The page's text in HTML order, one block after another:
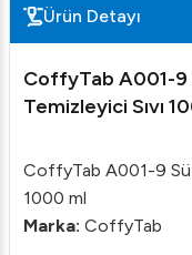
Ürün Detayı
CoffyTab A001-9
Temizleyici Sıvı
CoffyTab A001-9 Süt
1000 ml
Marka: CoffyTab